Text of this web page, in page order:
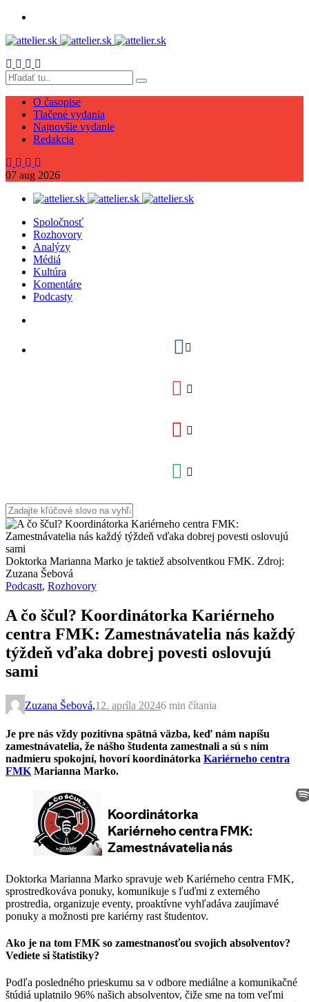
O časopise
Tlačené vydania
Najnovšie vydanie
Redakcia
07 aug 2026
Spoločnosť
Rozhovory
Analýzy
Médiá
Kultúra
Komentáre
Podcasty
Doktorka Marianna Marko je taktiež absolventkou FMK. Zdroj:
Zuzana Šebová
Podcastt, Rozhovory
A čo ščul? Koordinátorka Kariérneho
centra FMK: Zamestnávatelia nás každý
týždeň vďaka dobrej povesti oslovujú
sami
Zuzana Šebová,12. apríla 20246 min čítania
Je pre nás vždy pozitívna spätná väzba, keď nám napíšu
zamestnávatelia, že nášho študenta zamestnali a sú s ním
nadmieru spokojní, hovorí koordinátorka Kariérneho centra
FMK Marianna Marko.
Doktorka Marianna Marko spravuje web Kariérneho centra FMK,
sprostredkováva ponuky, komunikuje s ľuďmi z externého
prostredia, organizuje eventy, proaktívne vyhľadáva zaujímavé
ponuky a možnosti pre kariérny rast študentov.
Ako je na tom FMK so zamestnanosťou svojich absolventov?
Vediete si štatistiky?
Podľa posledného prieskumu sa v odbore mediálne a komunikačné
štúdiá uplatnilo 96% našich absolventov, čiže sme na tom veľmi